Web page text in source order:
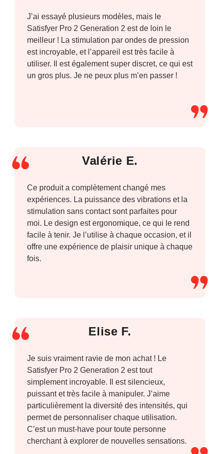
J’ai essayé plusieurs modèles, mais le
Satisfyer Pro 2 Generation 2 est de loin le
meilleur ! La stimulation par ondes de pression
est incroyable, et l’appareil est très facile à
utiliser. Il est également super discret, ce qui est
un gros plus. Je ne peux plus m’en passer !
Valérie E.
Ce produit a complètement changé mes
expériences. La puissance des vibrations et la
stimulation sans contact sont parfaites pour
moi. Le design est ergonomique, ce qui le rend
facile à tenir. Je l’utilise à chaque occasion, et il
offre une expérience de plaisir unique à chaque
fois.
Elise F.
Je suis vraiment ravie de mon achat ! Le
Satisfyer Pro 2 Generation 2 est tout
simplement incroyable. Il est silencieux,
puissant et très facile à manipuler. J’aime
particulièrement la diversité des intensités, qui
permet de personnaliser chaque utilisation.
C’est un must-have pour toute personne
cherchant à explorer de nouvelles sensations.